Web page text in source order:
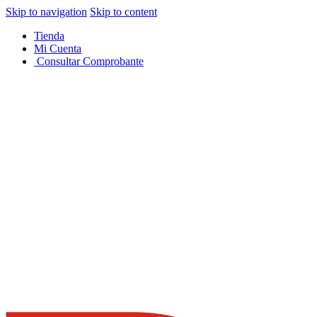
Skip to navigation Skip to content
Tienda
Mi Cuenta
Consultar Comprobante